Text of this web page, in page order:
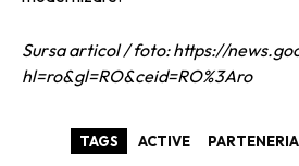
Sursa articol / foto: https://
hl=ro&gl=RO&ceid=RO%3Aro
TAGS ACTIVE